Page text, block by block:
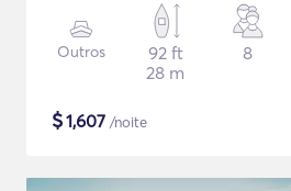
Outros
92 ft
28 m
8
$1,607 /noite